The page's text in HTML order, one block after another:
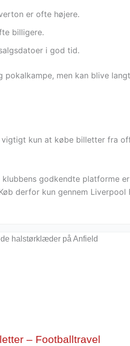
er ofte højere.
billigere.
i god tid.
men kan blive
kun at købe billetter fra
godkendte platforme
derfor kun gennem Liverpool
– Footballtravel